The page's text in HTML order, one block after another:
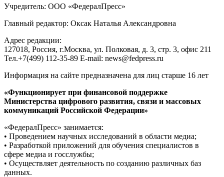
Учредитель: ООО «ФедералПресс»
Главный редактор: Оксак Наталья Александровна
Адрес редакции:
127018, Россия, г.Москва, ул. Полковая, д. 3, стр. 3, офис 211
Тел.+7(499) 112-35-89 E-mail: news@fedpress.ru
Информация на сайте предназначена для лиц старше 16 лет
«Функционирует при финансовой поддержке
Министерства цифрового развития, связи и массовых
коммуникаций Российской Федерации»
«ФедералПресс» занимается:
• Проведением научных исследований в области медиа;
• Разработкой приложений для обучения специалистов в
сфере медиа и госслужбы;
• Осуществляет деятельность по созданию различных баз
данных.